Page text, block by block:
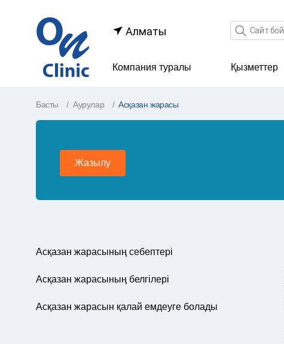
Алматы Іздеу өрісі
Компания туралы Қызметтер
Басты Аурулар Асқазан жарасы
Жазылу
Асқазан жарасының себептері
Асқазан жарасының белгілері
Асқазан жарасын қалай емдеуге болады